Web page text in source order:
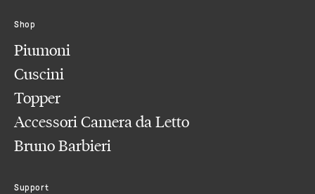
Shop
Piumoni
Cuscini
Topper
Accessori Camera da Letto
Bruno Barbieri
Support